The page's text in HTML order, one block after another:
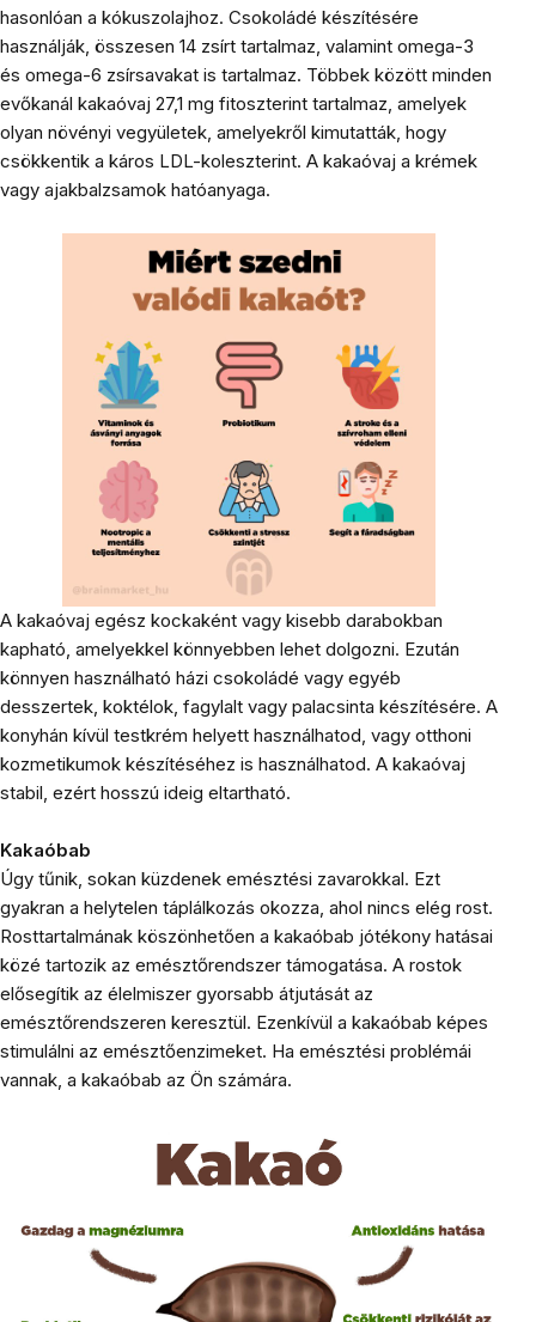
hasonlóan a kókuszolajhoz. Csokoládé készítésére
használják, összesen 14 zsírt tartalmaz, valamint omega-3
és omega-6 zsírsavakat is tartalmaz. Többek között minden
evőkanál kakaóvaj 27,1 mg fitoszterint tartalmaz, amelyek
olyan növényi vegyületek, amelyekről kimutatták, hogy
csökkentik a káros LDL-koleszterint. A kakaóvaj a krémek
vagy ajakbalzsamok hatóanyaga.
A kakaóvaj egész kockaként vagy kisebb darabokban
kapható, amelyekkel könnyebben lehet dolgozni. Ezután
könnyen használható házi csokoládé vagy egyéb
desszertek, koktélok, fagylalt vagy palacsinta készítésére. A
konyhán kívül testkrém helyett használhatod, vagy otthoni
kozmetikumok készítéséhez is használhatod. A kakaóvaj
stabil, ezért hosszú ideig eltartható.
Kakaóbab
Úgy tűnik, sokan küzdenek emésztési zavarokkal. Ezt
gyakran a helytelen táplálkozás okozza, ahol nincs elég rost.
Rosttartalmának köszönhetően a kakaóbab jótékony hatásai
közé tartozik az emésztőrendszer támogatása. A rostok
elősegítik az élelmiszer gyorsabb átjutását az
emésztőrendszeren keresztül. Ezenkívül a kakaóbab képes
stimulálni az emésztőenzimeket. Ha emésztési problémái
vannak, a kakaóbab az Ön számára.